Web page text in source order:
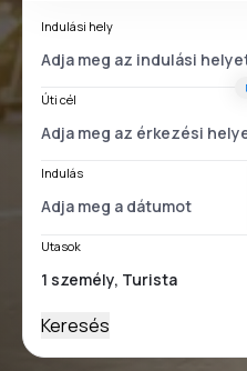
Indulási hely
Úti cél
Indulás
Utasok
Keresés